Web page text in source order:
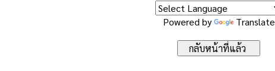
Powered by Translate